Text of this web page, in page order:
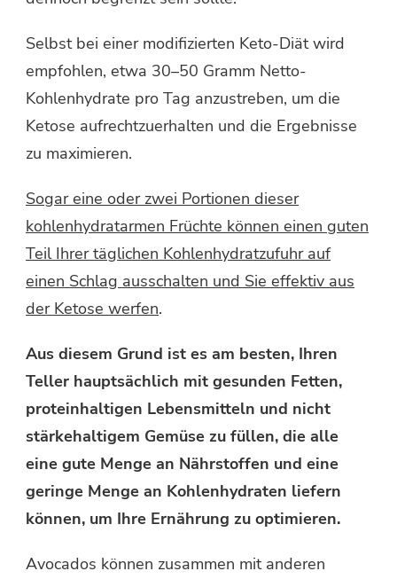
Selbst bei einer modifizierten Keto-Diät wird
empfohlen, etwa 30–50 Gramm Netto-
Kohlenhydrate pro Tag anzustreben, um die
Ketose aufrechtzuerhalten und die Ergebnisse
zu maximieren.
Sogar eine oder zwei Portionen dieser
kohlenhydratarmen Früchte können einen guten
Teil Ihrer täglichen Kohlenhydratzufuhr auf
einen Schlag ausschalten und Sie effektiv aus
der Ketose werfen.
Aus diesem Grund ist es am besten, Ihren
Teller hauptsächlich mit gesunden Fetten,
proteinhaltigen Lebensmitteln und nicht
stärkehaltigem Gemüse zu füllen, die alle
eine gute Menge an Nährstoffen und eine
geringe Menge an Kohlenhydraten liefern
können, um Ihre Ernährung zu optimieren.
Avocados können zusammen mit anderen